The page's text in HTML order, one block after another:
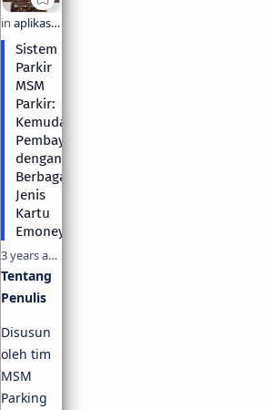
Sistem
Parkir
MSM
Parkir:
Kemudahan
Pembayaran
dengan
Berbagai
Jenis
Kartu
Emoney
3 years ago
Tentang
Penulis
Disusun
oleh tim
MSM
Parking